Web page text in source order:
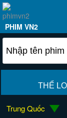
PHIM VN2
THỂ
Trung Quốc